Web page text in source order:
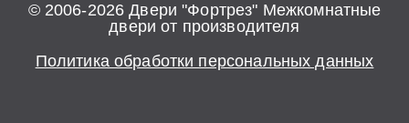
© 2006-2026 Двери "Фортрез" Межкомнатные
двери от производителя
Политика обработки персональных данных